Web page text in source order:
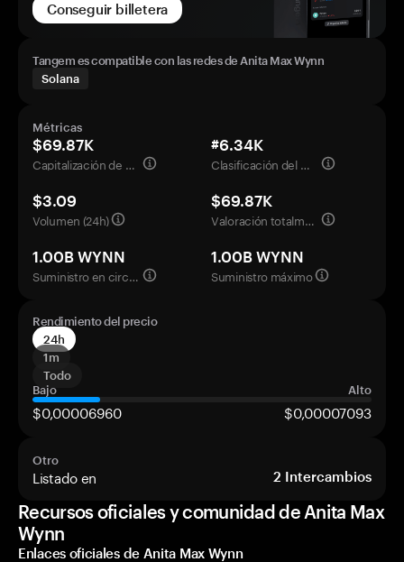
Conseguir billetera
Tangem es compatible con las redes de Anita Max Wynn
Solana
Métricas
$69.87K
Capitalización de mercado
#6.34K
Clasificación del mercado
$3.09
Volumen (24h)
$69.87K
Valoración totalmente diluida
1.00B WYNN
Suministro en circulación
1.00B WYNN
Suministro máximo
Rendimiento del precio
24h
1m
Todo
Bajo
Alto
$0,00006960 $0,00007093
Otro
Listado en 2 Intercambios
Recursos oficiales y comunidad de Anita Max
Wynn
Enlaces oficiales de Anita Max Wynn